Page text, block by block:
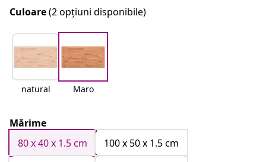
Culoare(2 opțiuni disponibile)
natural Maro
Mărime
80 x 40 x 1.5 cm
100 x 50 x 1.5 cm